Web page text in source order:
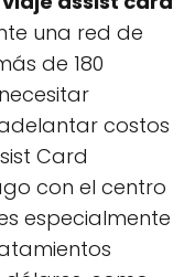
una red de
de 180
costos
Card
con el centro
especialmente